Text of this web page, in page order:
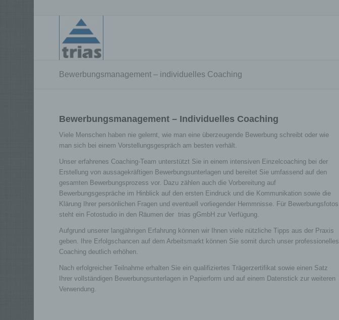
Bewerbungsmanagement – individuelles Coaching
Bewerbungsmanagement – Individuelles Coaching
Viele Menschen haben nie gelernt, wie man eine überzeugende Bewerbung schreibt oder wie
man sich bei einem Vorstellungsgespräch am besten verhält.
Unser erfahrenes Coaching-Team unterstützt Sie in einem intensiven Einzelcoaching bei der
Erstellung von aussagekräftigen Bewerbungsunterlagen und bereitet Sie umfassend auf den
gesamten Bewerbungsprozess vor. Dazu zählen auch die Vorbereitung auf
Bewerbungsgespräche im Hinblick auf den ersten Eindruck und die Kommunikation sowie die
Klärung Ihrer persönlichen Fragen und eventuell vorliegender Hemmnisse. Für Bewerbungsfotos
steht ein Fotostudio in den Räumen der trias gGmbH zur Verfügung.
Aufgrund unserer langjährigen Erfahrung können wir Ihnen viele nützliche Tipps aus der Praxis
geben. Ihre Erfolgschancen auf dem Arbeitsmarkt können Sie somit durch unser professionelles
Coaching deutlich erhöhen.
Nach erfolgreicher Teilnahme erhalten Sie ein qualifiziertes Trägerzertifikat sowie einen Satz
Ihrer vollständigen Bewerbungsunterlagen in Papierform und auf einem Datenstick zur weiteren
Verwendung.